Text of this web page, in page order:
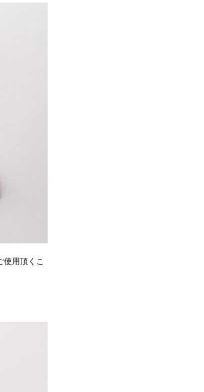
使用頂くこ